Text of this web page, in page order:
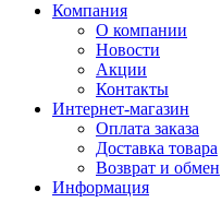
Компания
О компании
Новости
Акции
Контакты
Интернет-магазин
Оплата заказа
Доставка товара
Возврат и обмен
Информация